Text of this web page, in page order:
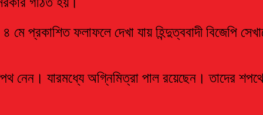
প্রকাশিত ফলাফলে দেখা যায় হিন্দুত্ববাদী বিজেপি
নেন। যারমধ্যে অগ্নিমিত্রা পাল রয়েছেন। তাদের শপথে